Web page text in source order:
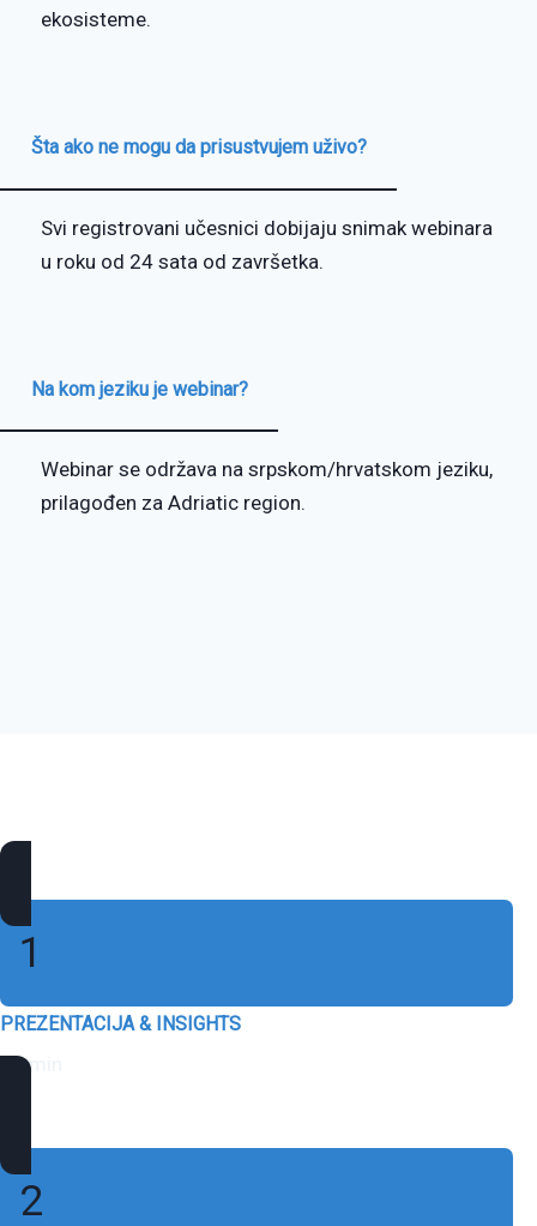
ekosisteme.
Šta ako ne mogu da prisustvujem uživo?
Svi registrovani učesnici dobijaju snimak webinara
u roku od 24 sata od završetka.
Na kom jeziku je webinar?
Webinar se održava na srpskom/hrvatskom jeziku,
prilagođen za Adriatic region.
1
PREZENTACIJA & INSIGHTS
45 min
2